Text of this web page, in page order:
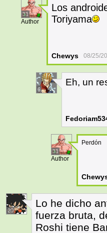
31
Author
Los
Toriyama
Chewys 08/25/
6
Eh, un
31
Author
Perdón
20
Lo he dicho
fuerza bruta,
Roshi tiene